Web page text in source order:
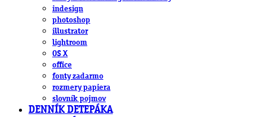
indesign
photoshop
illustrator
lightroom
OS X
office
fonty zadarmo
rozmery papiera
slovník pojmov
DENNÍK DETEPÁKA